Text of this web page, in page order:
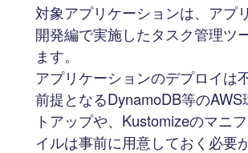
対象アプリケーションは、アプ
開発編で実施したタスク管理ツ
ます。
アプリケーションのデプロイは
前提となるDynamoDB等のAWS
トアップや、Kustomizeのマニ
イルは事前に用意しておく必要